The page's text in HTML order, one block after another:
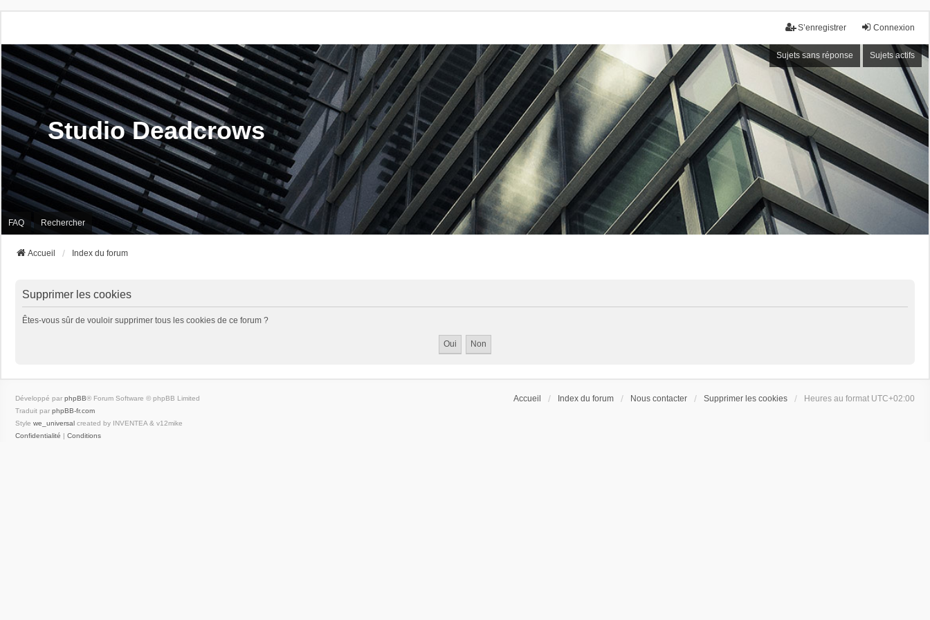
Connexion
S’enregistrer
Sujets sans réponse Sujets actifs
Studio Deadcrows
FAQ Rechercher
Accueil Index du forum
Supprimer les cookies
Êtes-vous sûr de vouloir supprimer tous les cookies de ce forum ?
Accueil Index du forum Nous contacter Supprimer les cookies Heures au format UTC+02:00
Développé par phpBB® Forum Software © phpBB Limited
Traduit par phpBB-fr.com
Style we_universal created by INVENTEA & v12mike
Confidentialité | Conditions